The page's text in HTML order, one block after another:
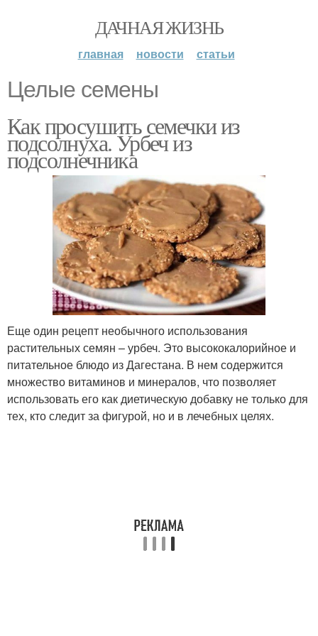
ДАЧНАЯ ЖИЗНЬ
главная новости статьи
Целые семены
Как просушить семечки из
подсолнуха. Урбеч из
подсолнечника
Еще один рецепт необычного использования
растительных семян – урбеч. Это высококалорийное и
питательное блюдо из Дагестана. В нем содержится
множество витаминов и минералов, что позволяет
использовать его как диетическую добавку не только для
тех, кто следит за фигурой, но и в лечебных целях.